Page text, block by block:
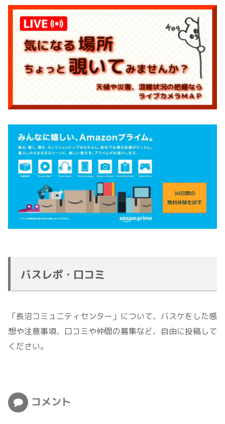
バスレポ・口コミ
「長沼コミュニティセンター」について、バスケをした感
想や注意事項、口コミや仲間の募集など、自由に投稿して
ください。
コメント